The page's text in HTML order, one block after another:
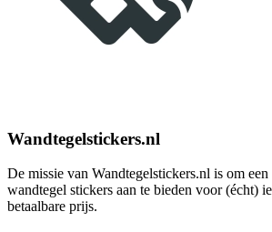
Wandtegelstickers.nl
De missie van Wandtegelstickers.nl is om
wandtegel stickers aan te bieden voor (écht)
betaalbare prijs.